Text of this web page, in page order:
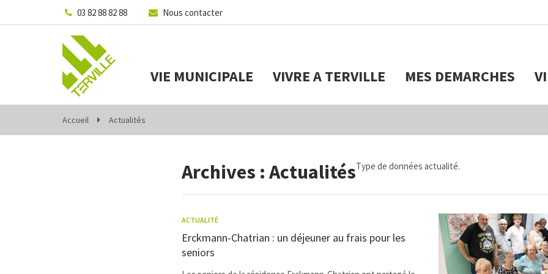
03 82 88 82 88 Nous contacter
VIE MUNICIPALE VIVRE A TERVILLE MES DEMARCHES
Accueil Actualités
Archives : ActualitésType de données actualité.
ACTUALITÉ
Erckmann-Chatrian : un déjeuner au frais pour les
seniors